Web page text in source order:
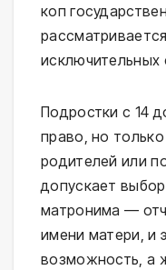
коп
Подростки с 14
право, но
родителей или
допускает
матронима —
имени матери, и
возможность, а